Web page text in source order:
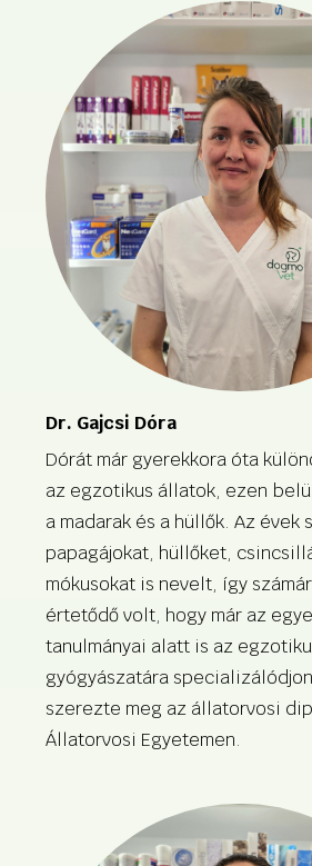
Dr. Gajcsi Dóra
Dórát már gyerekkora óta
az egzotikus állatok, ezen
a madarak és a hüllők. Az évek
papagájokat, hüllőket,
mókusokat is nevelt, így
értetődő volt, hogy már az
tanulmányai alatt is az
gyógyászatára
szerezte meg az állatorvosi
Állatorvosi Egyetemen.